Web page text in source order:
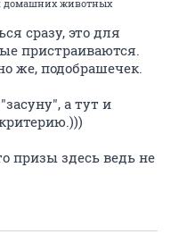
домашних животных
сразу, это для
пристраиваются.
же, подобрашечек.
а тут и
призы здесь ведь не